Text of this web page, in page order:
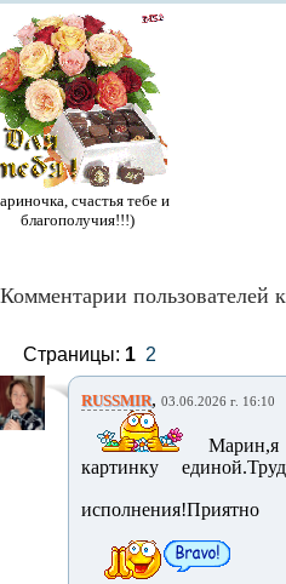
счастья тебе и
благополучия!!!)
Комментарии пользователей
Страницы: 1 2
RUSSMIR, 03.06.2026 г. 16:10
Марин,я
картинку